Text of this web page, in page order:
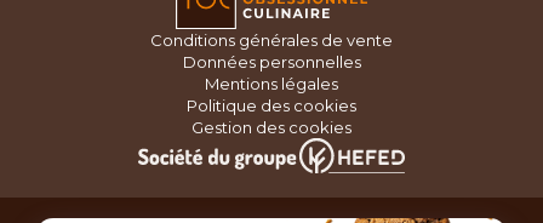
Conditions générales de vente
Données personnelles
Mentions légales
Politique des cookies
Gestion des cookies